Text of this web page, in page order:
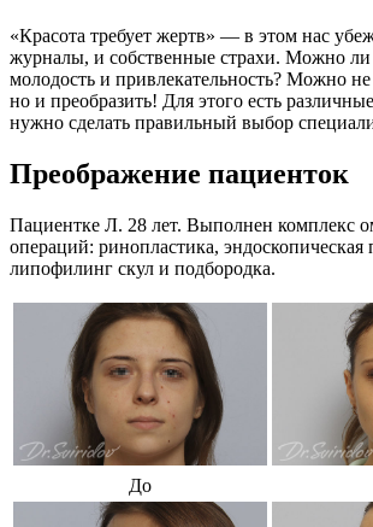
«Красота требует жертв» — в этом нас
журналы, и собственные страхи. Можно ли
молодость и привлекательность? Можно не
но и преобразить! Для этого есть
нужно сделать правильный выбор
Преображение пациенток
Пациентке Л. 28 лет. Выполнен комплекс
операций: ринопластика, эндоскопическая
липофилинг скул и подбородка.
До